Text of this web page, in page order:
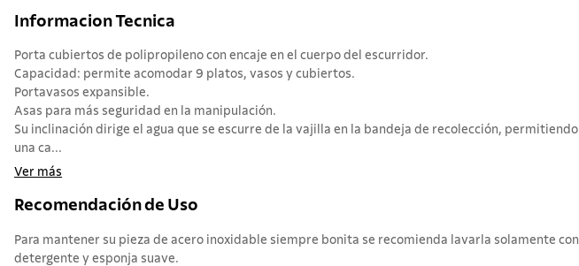
Informacion Tecnica
Porta cubiertos de polipropileno con encaje en el cuerpo del escurridor.
Capacidad: permite acomodar 9 platos, vasos y cubiertos.
Portavasos expansible.
Asas para más seguridad en la manipulación.
Su inclinación dirige el agua que se escurre de la vajilla en la bandeja de recolección, permitiendo
una ca...
Ver más
Recomendación de Uso
Para mantener su pieza de acero inoxidable siempre bonita se recomienda lavarla solamente con
detergente y esponja suave.